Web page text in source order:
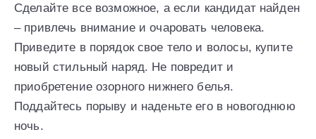
Сделайте все возможное, а если кандидат найден
– привлечь внимание и очаровать человека.
Приведите в порядок свое тело и волосы, купите
новый стильный наряд. Не повредит и
приобретение озорного нижнего белья.
Поддайтесь порыву и наденьте его в новогоднюю
ночь.